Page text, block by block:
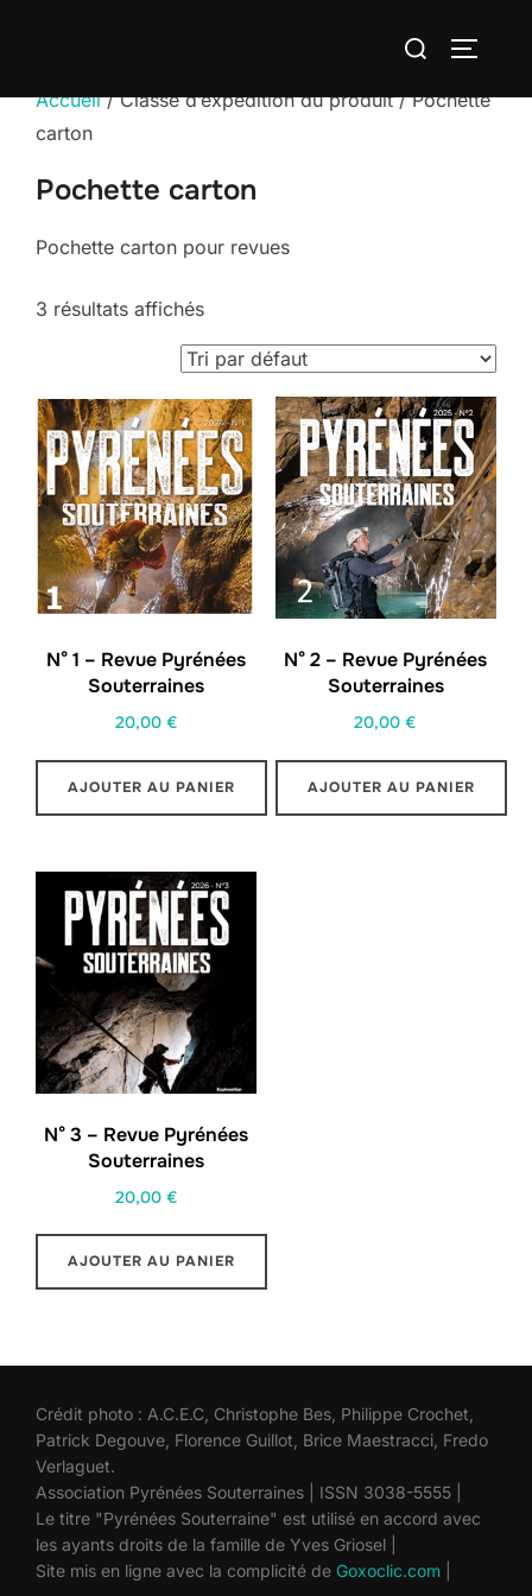
Rechercher :
Accueil/ Classe d’expédition du produit / Pochette
carton
Pochette carton
Pochette carton pour revues
3 résultats affichés
N° 1 – Revue Pyrénées
Souterraines
20,00 €
AJOUTER AU PANIER
N° 2 – Revue Pyrénées
Souterraines
20,00€
AJOUTER AU PANIER
N° 3 – Revue Pyrénées
Souterraines
20,00 €
AJOUTER AU PANIER
Crédit photo : A.C.E.C, Christophe Bes, Philippe Crochet,
Patrick Degouve, Florence Guillot, Brice Maestracci, Fredo
Verlaguet.
Association Pyrénées Souterraines | ISSN 3038-5555 |
Le titre "Pyrénées Souterraine" est utilisé en accord avec
les ayants droits de la famille de Yves Griosel |
Site mis en ligne avec la complicité de Goxoclic.com